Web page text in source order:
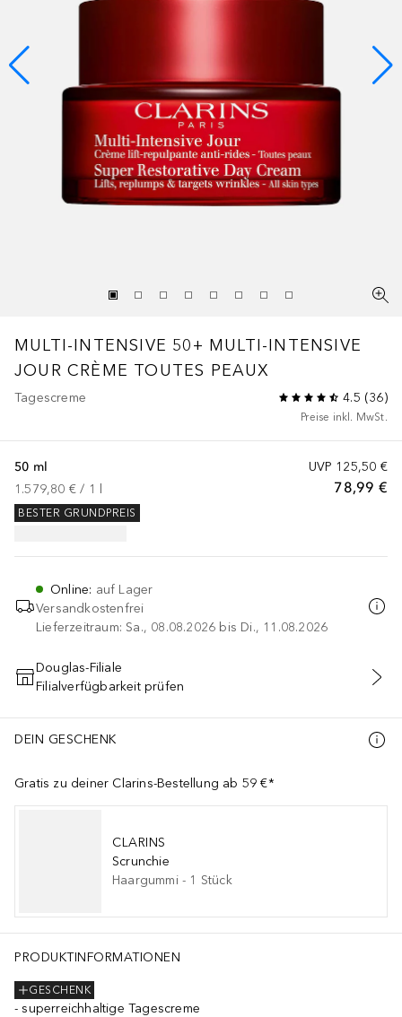
MULTI-INTENSIVE 50+ MULTI-INTENSIVE
JOUR CRÈME TOUTES PEAUX
Tagescreme 4.5 (36)
Preise inkl. MwSt.
UVP 125,50 €
78,99 €
50 ml
1.579,80 € / 1
BESTER GRUNDPREIS
Online: auf Lager
Versandkostenfrei
Lieferzeitraum: Sa., 08.08.2026 bis Di., 11.08.2026
IN DEN WARENKORB
Douglas-Filiale
Filialverfügbarkeit prüfen
DEIN GESCHENK
Gratis zu deiner Clarins-Bestellung ab 59 €*
CLARINS
Scrunchie
Haargummi- 1 Stück
PRODUKTINFORMATIONEN
GESCHENK
superreichhaltige Tagescreme